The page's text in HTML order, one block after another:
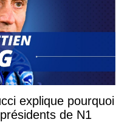
explique pourquoi
de N1